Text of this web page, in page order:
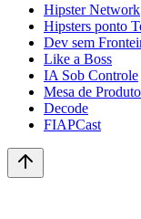
Hipster Network
Hipsters ponto
Dev sem
Like a Boss
IA Sob Controle
Mesa de Produto
Decode
FIAPCast